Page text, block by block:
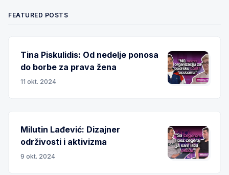
FEATURED POSTS
Tina Piskulidis: Od nedelje ponosa
do borbe za prava žena
11 okt. 2024
Milutin Lađević: Dizajner
održivosti i aktivizma
9 okt. 2024